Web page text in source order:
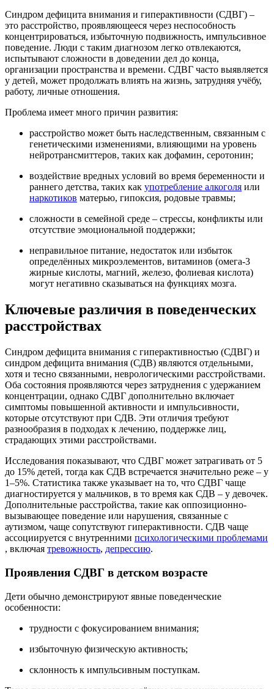
Синдром дефицита внимания и гиперактивности (СДВГ) –
это расстройство, проявляющееся через неспособность
концентрироваться, избыточную подвижность, импульсивное
поведение. Люди с таким диагнозом легко отвлекаются,
испытывают сложности в доведении дел до конца,
организации пространства и времени. СДВГ часто выявляется
у детей, может продолжать влиять на жизнь, затрудняя учёбу,
работу, личные отношения.
Проблема имеет много причин развития:
расстройство может быть наследственным, связанным с
генетическими изменениями, влияющими на уровень
нейротрансмиттеров, таких как дофамин, серотонин;
воздействие вредных условий во время беременности и
раннего детства, таких как употребление алкоголя или
наркотиков матерью, гипоксия, родовые травмы;
сложности в семейной среде – стрессы, конфликты или
отсутствие эмоциональной поддержки;
неправильное питание, недостаток или избыток
определённых микроэлементов, витаминов (омега-3
жирные кислоты, магний, железо, фолиевая кислота)
могут негативно сказываться на функциях мозга.
Ключевые различия в поведенческих
расстройствах
Синдром дефицита внимания с гиперактивностью (СДВГ) и
синдром дефицита внимания (СДВ) являются отдельными,
хотя и тесно связанными, неврологическими расстройствами.
Оба состояния проявляются через затруднения с удержанием
концентрации, однако СДВГ дополнительно включает
симптомы повышенной активности и импульсивности,
которые отсутствуют при СДВ. Эти отличия требуют
разнообразия в подходах к лечению, поддержке лиц,
страдающих этими расстройствами.
Исследования показывают, что СДВГ может затрагивать от 5
до 15% детей, тогда как СДВ встречается значительно реже – у
1–5%. Статистика также указывает на то, что СДВГ чаще
диагностируется у мальчиков, в то время как СДВ – у девочек.
Дополнительные расстройства, такие как оппозиционно-
вызывающее поведение или нарушения, связанные с
аутизмом, чаще сопутствуют гиперактивности. СДВ чаще
ассоциируется с внутренними психологическими проблемами
, включая тревожность, депрессию.
Проявления СДВГ в детском возрасте
Дети обычно демонстрируют явные поведенческие
особенности:
трудности с фокусированием внимания;
избыточную физическую активность;
склонность к импульсивным поступкам.